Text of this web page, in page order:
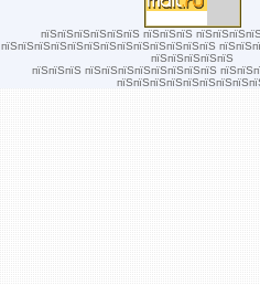
пїЅпїЅпїЅпїЅпїЅпїЅ пїЅпїЅпїЅ
пїЅпїЅпїЅпїЅпїЅпїЅпїЅпїЅпїЅпїЅпїЅпїЅпїЅ
пїЅпїЅпїЅпїЅпїЅ
пїЅпїЅпїЅ пїЅпїЅпїЅпїЅпїЅпїЅпїЅпїЅ